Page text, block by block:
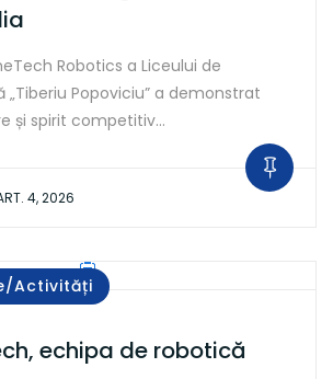
Robotics a Liceului de
Popoviciu” a demonstrat
și spirit competitiv…
4, 2026
Activități
echipa de robotică